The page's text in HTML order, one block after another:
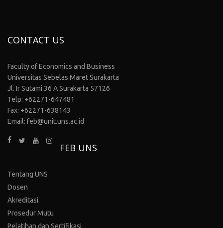
CONTACT US
Faculty of Economics and Business
Universitas Sebelas Maret Surakarta
Jl. Ir Sutami 36 A Surakarta 57126
Telp: +62271-647481
Fax: +62271-638143
Email: feb@unit.uns.ac.id
FEB UNS
Tentang UNS
Dosen
Akreditasi
Prosedur Mutu
Pelatihan dan Sertifikasi